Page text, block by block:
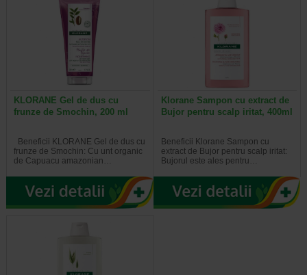
KLORANE Gel de dus cu
frunze de Smochin, 200 ml
Beneficii KLORANE Gel de dus cu
frunze de Smochin: Cu unt organic
de Capuacu amazonian…
Klorane Sampon cu extract de
Bujor pentru scalp iritat, 400ml
Beneficii Klorane Sampon cu
extract de Bujor pentru scalp iritat:
Bujorul este ales pentru…